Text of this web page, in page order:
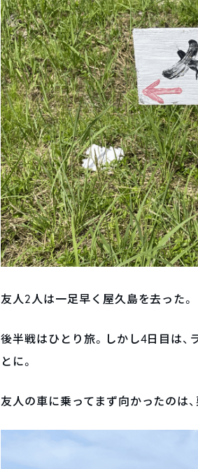
友人2人は一足早く屋久島を去った。
後半戦はひとり旅。しかし4日目は
とに。
友人の車に乗ってまず向かったのは